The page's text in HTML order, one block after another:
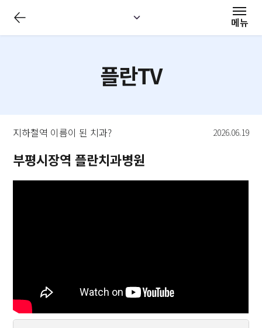
메뉴
뉴
플란TV
지하철역 이름이 된 치과? 2026.06.19
부평시장역 플란치과병원